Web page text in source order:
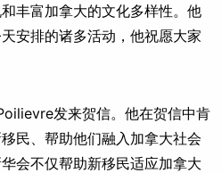
丰富加拿大的文化多样性。他
安排的诸多活动，他祝愿大家
发来贺信。他在贺信中肯
民、帮助他们融入加拿大社会
会不仅帮助新移民适应加拿大